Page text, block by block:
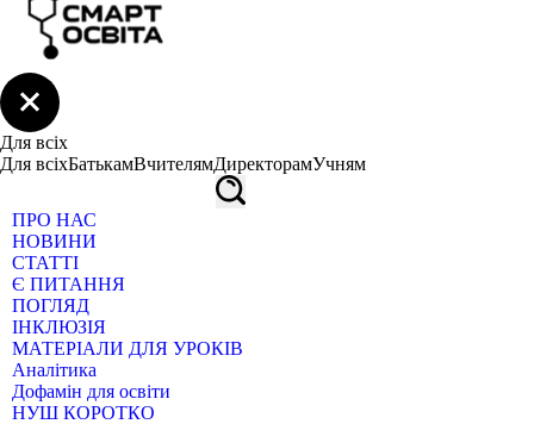
Для всіх
Для всіхБатькамВчителямДиректорамУчням
ПРО НАС
НОВИНИ
СТАТТІ
Є ПИТАННЯ
ПОГЛЯД
ІНКЛЮЗІЯ
МАТЕРІАЛИ ДЛЯ УРОКІВ
Аналітика
Дофамін для освіти
НУШ КОРОТКО